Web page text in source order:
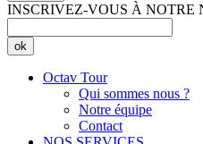
INSCRIVEZ-VOUS À NOTRE
ok
Octav Tour
Qui sommes nous ?
Notre équipe
Contact